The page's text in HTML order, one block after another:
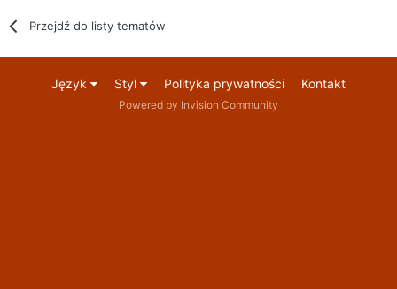
Przejdź do listy tematów
Język Styl Polityka prywatności Kontakt
Powered by Invision Community